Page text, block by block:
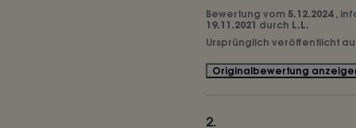
Bewertung vom 5.12.2024 ,
19.11.2021 durch L.L.
Ursprünglich veröffentlicht
Originalbewertung